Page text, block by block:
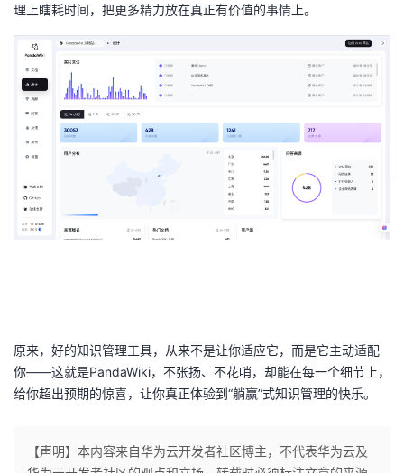
理上瞎耗时间，把更多精力放在真正有价值的事情上。
原来，好的知识管理工具，从来不是让你适应它，而是它主动适配
你——这就是PandaWiki，不张扬、不花哨，却能在每一个细节上，
给你超出预期的惊喜，让你真正体验到“躺赢”式知识管理的快乐。
【声明】本内容来自华为云开发者社区博主，不代表华为云及